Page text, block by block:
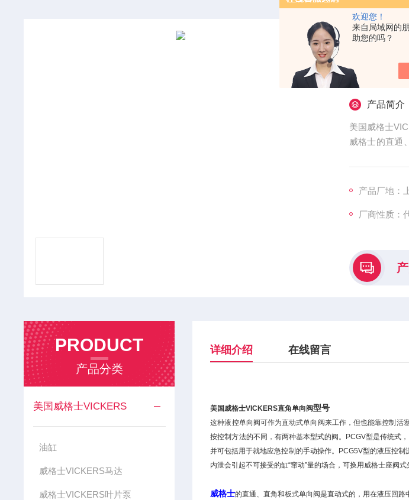
欢迎您！
来自局域网的
助您的吗？
美国威
产品简介
美国威格士
威格士的直通
的所有型号
产品厂地：
厂商性质：
PRODUCT
产品分类
美国威格士VICKERS
油缸
威格士VICKERS马达
威格士VICKERS叶片泵
详细介绍 在线留言
美国威格士VICKERS直角单向阀型号
这种液控单向阀可作为直动式单向阀来工作，但也能靠控制活
按控制方法的不同，有两种基本型式的阀。PCGV型是传统式
并可包括用于就地应急控制的手动操作。PCG5V型的液压控
内泄会引起不可接受的缸“窜动”量的场合，可换用威格士座阀
威格士的直通、直角和板式单向阀是直动式的，用在液压回